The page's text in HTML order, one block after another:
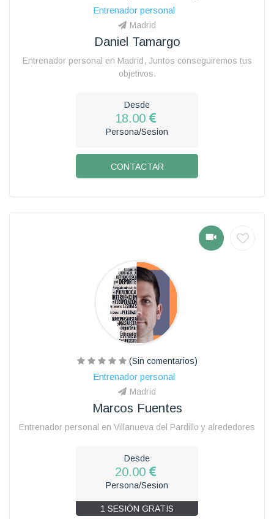
Entrenador personal
Madrid
Daniel Tamargo
Entrenador personal en Madrid, Juntos conseguiremos tus
objetivos.
Desde
18.00
Persona/Sesion
CONTACTAR
(Sin comentarios)
Entrenador personal
Madrid
Marcos Fuentes
Entrenador personal en Villanueva del Pardillo y alrededores
Desde
20.00
Persona/Sesion
1 SESIÓN GRATIS